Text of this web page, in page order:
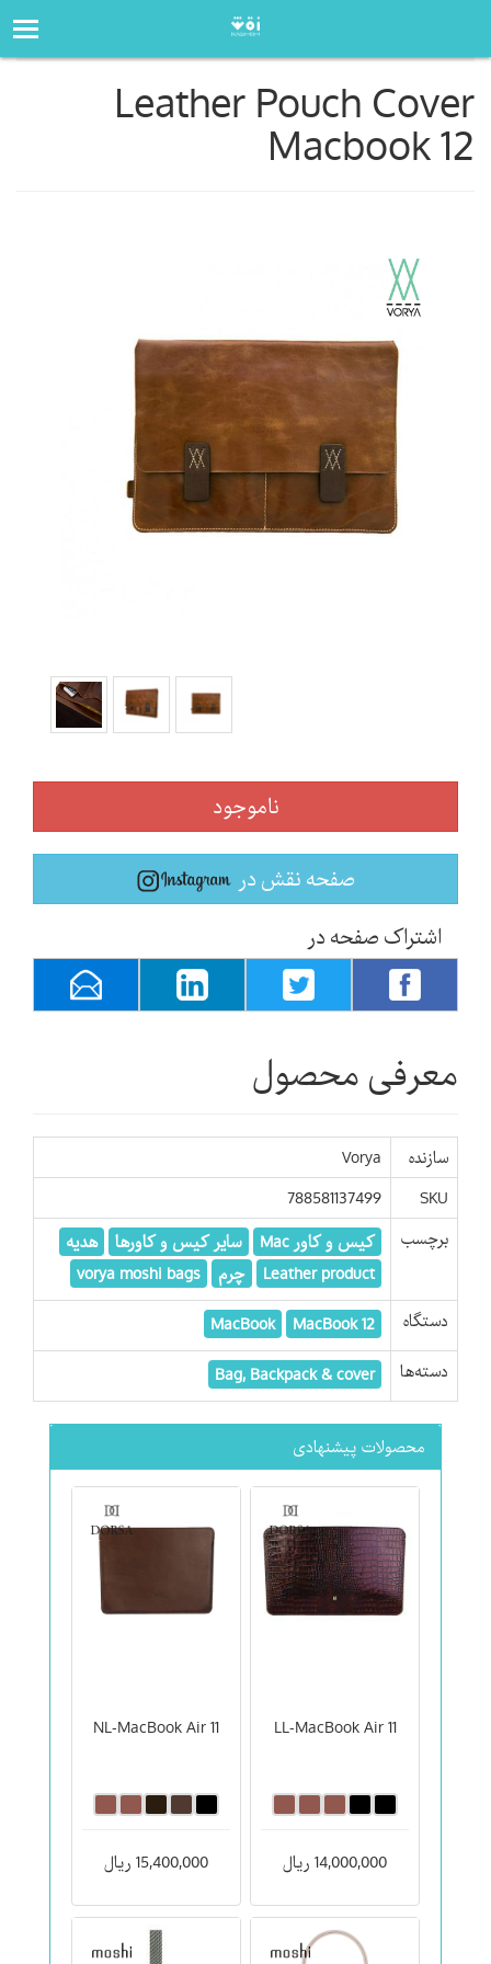
Leather Pouch Cover Macbook 12
Leather Pouch Cover
Macbook 12
ناموجود
صفحه نقش در
اشتراک صفحه در
معرفی محصول
سازنده
Vorya
SKU
788581137499
برچسب
کیس و کاور Mac سایر کیس و کاورها
هدیه
Leather product
چرم vorya moshi bags
دستگاه MacBook 12
MacBook
دسته‌ها Bag, Backpack & cover
محصولات پیشنهادی
LL-MacBook Air 11
14,000,000 ریال
NL-MacBook Air 11
15,400,000 ریال